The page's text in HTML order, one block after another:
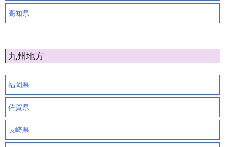
高知県
九州地方
福岡県
佐賀県
長崎県